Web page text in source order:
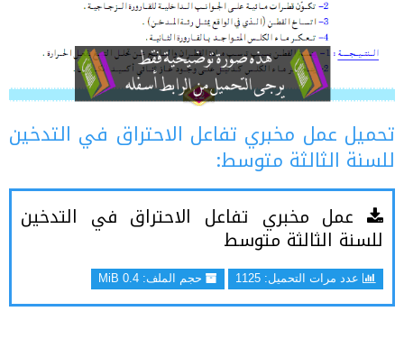
تحميل عمل مخبري تفاعل الاحتراق في التدخين
للسنة الثالثة متوسط:
عمل مخبري تفاعل الاحتراق في التدخين
للسنة الثالثة متوسط
عدد مرات التحميل: 1125 حجم الملف:0.4 MiB